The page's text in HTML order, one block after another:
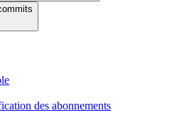
des abonnements